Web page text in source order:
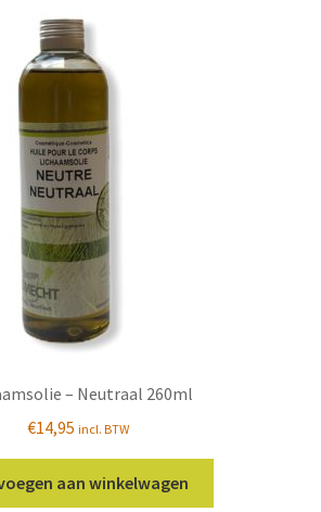
– Neutraal 260ml
€14,95 incl. BTW
aan winkelwagen